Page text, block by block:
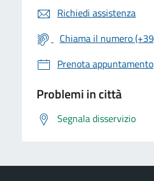
Richiedi assistenza
Chiama il numero
Prenota appuntamento
Problemi in città
Segnala disservizio